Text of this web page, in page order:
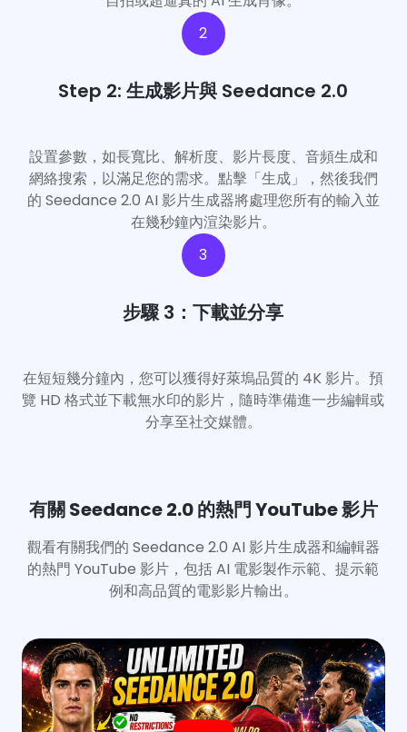
應用程式
立即升級
2
Step 2: 生成影片與 Seedance 2.0
設置參數，如長寬比、解析度、影片長度、音頻生成和
網絡搜索，以滿足您的需求。點擊「生成」，然後我們
的 Seedance 2.0 AI 影片生成器將處理您所有的輸入並
在幾秒鐘內渲染影片。
3
步驟 3：下載並分享
在短短幾分鐘內，您可以獲得好萊塢品質的 4K 影片。預
覽 HD 格式並下載無水印的影片，隨時準備進一步編輯或
分享至社交媒體。
有關 Seedance 2.0 的熱門 YouTube 影片
觀看有關我們的 Seedance 2.0 AI 影片生成器和編輯器
的熱門 YouTube 影片，包括 AI 電影製作示範、提示範
例和高品質的電影影片輸出。